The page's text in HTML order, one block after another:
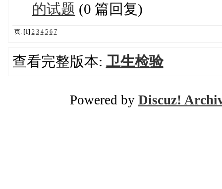
的试题 (0 篇回复)
页: [1] 2 3 4 5 6 7
查看完整版本: 卫生检验
Powered by Discuz!